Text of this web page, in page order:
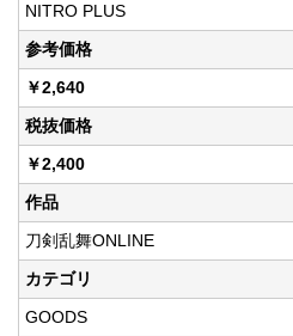
NITRO PLUS
参考価格
￥2,640
税抜価格
￥2,400
作品
刀剣乱舞ONLINE
カテゴリ
GOODS